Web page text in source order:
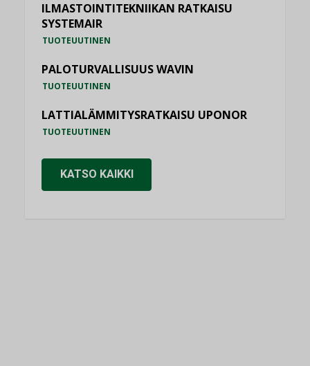
ILMASTOINTITEKNIIKAN RATKAISU
SYSTEMAIR
TUOTEUUTINEN
PALOTURVALLISUUS WAVIN
TUOTEUUTINEN
LATTIALÄMMITYSRATKAISU UPONOR
TUOTEUUTINEN
KATSO KAIKKI